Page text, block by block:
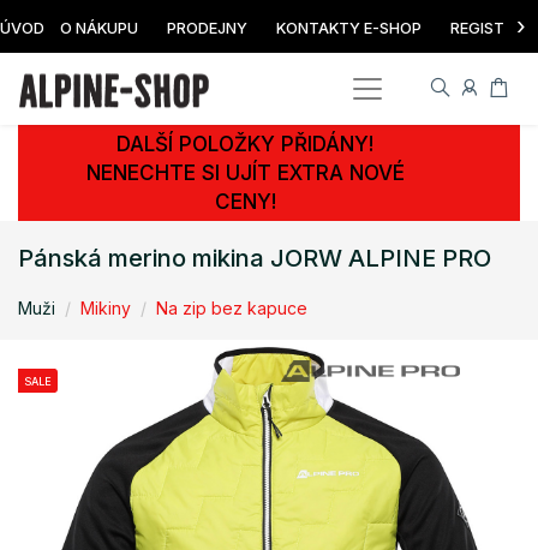
ÚVOD O NÁKUPU PRODEJNY KONTAKTY E-SHOP ›
DALŠÍ POLOŽKY PŘIDÁNY!
NENECHTE SI UJÍT EXTRA NOVÉ
CENY!
Pánská merino mikina JORW ALPINE PRO
Muži Mikiny Na zip bez kapuce
SALE